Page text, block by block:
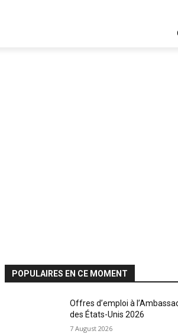
POPULAIRES EN CE MOMENT
Offres d’emploi à
des États-Unis 2026
7 August 2026